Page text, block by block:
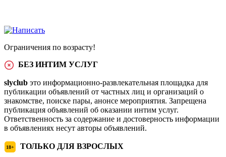
Ограничения по возрасту!
БЕЗ ИНТИМ УСЛУГ
slyclub это информационно-развлекательная площадка для
публикации объявлений от частных лиц и организаций о
знакомстве, поиске пары, анонсе мероприятия. Запрещена
публикация объявлений об оказании интим услуг.
Ответственность за содержание и достоверность информации
в объявлениях несут авторы объявлений.
18+ ТОЛЬКО ДЛЯ ВЗРОСЛЫХ